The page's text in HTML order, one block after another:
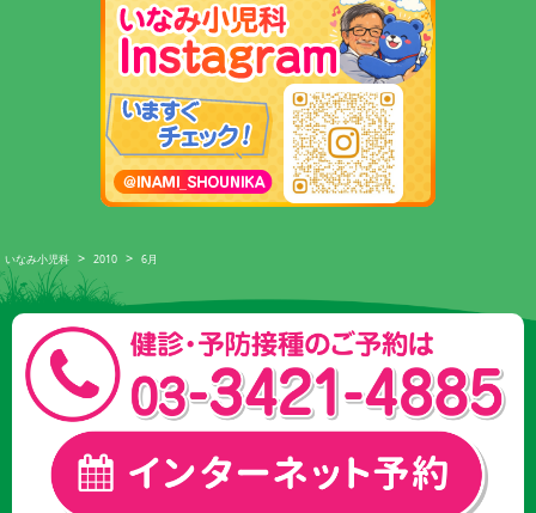
いなみ小児科 > 2010 > 6月